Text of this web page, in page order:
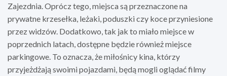
Zajezdnia. Oprócz tego, miejsca są przeznaczone na
prywatne krzesełka, leżaki, poduszki czy koce przyniesione
przez widzów. Dodatkowo, tak jak to miało miejsce w
poprzednich latach, dostępne będzie również miejsce
parkingowe. To oznacza, że ​​miłośnicy kina, którzy
przyjeżdżają swoimi pojazdami, będą mogli oglądać filmy